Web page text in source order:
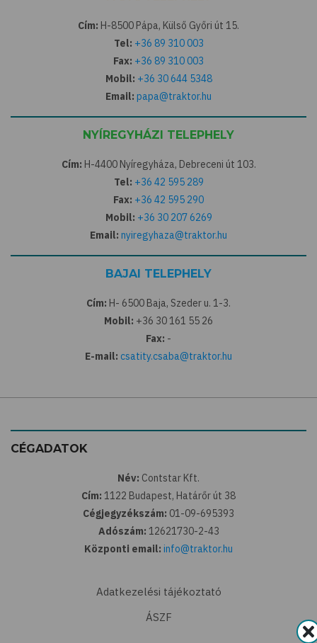
Cím: H-8500 Pápa, Külső Győri út 15.
Tel: +36 89 310 003
Fax: +36 89 310 003
Mobil: +36 30 644 5348
Email: papa@traktor.hu
NYÍREGYHÁZI TELEPHELY
Cím: H-4400 Nyíregyháza, Debreceni út 103.
Tel: +36 42 595 289
Fax: +36 42 595 290
Mobil: +36 30 207 6269
Email: nyiregyhaza@traktor.hu
BAJAI TELEPHELY
Cím: H- 6500 Baja, Szeder u. 1-3.
Mobil: +36 30 161 55 26
Fax: -
E-mail: csatity.csaba@traktor.hu
CÉGADATOK
Név: Contstar Kft.
Cím: 1122 Budapest, Határőr út 38
Cégjegyzékszám: 01-09-695393
Adószám: 12621730-2-43
Központi email: info@traktor.hu
Adatkezelési tájékoztató
ÁSZF